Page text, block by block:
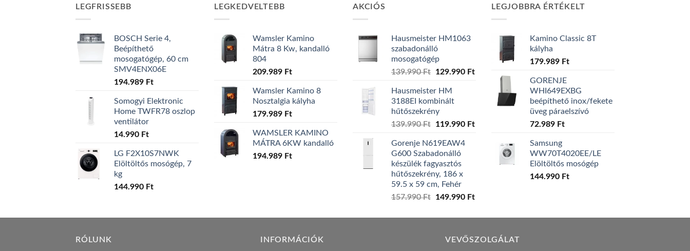
LEGFRISSEBB
BOSCH Serie 4,
Beépíthető
mosogatógép, 60 cm
SMV4ENX06E
194.989 Ft
Somogyi Elektronic
Home TWFR78 oszlop
ventilátor
14.990 Ft
LG F2X10S7NWK
Elöltöltős mosógép, 7
kg
144.990 Ft
LEGKEDVELTEBB
Wamsler Kamino
Mátra 8 Kw, kandalló
804
209.989 Ft
Wamsler Kamino 8
Nosztalgia kályha
179.989 Ft
WAMSLER KAMINO
MÁTRA 6KW kandalló
194.989 Ft
AKCIÓS
Hausmeister HM1063
szabadonálló
mosogatógép
139.990Ft
Original
was:
139.990 Ft.
129.990 FtCurrent
129.990 Ft.
Hausmeister HM
3188EI kombinált
hűtőszekrény
139.990Ft
Original
was:
139.990 Ft.
119.990 FtCurrent
119.990 Ft.
Gorenje N619EAW4
G600 Szabadonálló
készülék fagyasztós
hűtőszekrény, 186 x
59.5 x 59 cm, Fehér
157.990Ft
Original
was:
149.990 FtCurrent
is:
LEGJOBBRA ÉRTÉKELT
Kamino Classic 8T
kályha
179.989 Ft
GORENJE
WHI649EXBG
beépíthető inox/fekete
üveg páraelszívó
72.989 Ft
Samsung
WW70T4020EE/LE
Elöltöltős mosógép
144.990 Ft
RÓLUNK INFORMÁCIÓK VEVŐSZOLGÁLAT